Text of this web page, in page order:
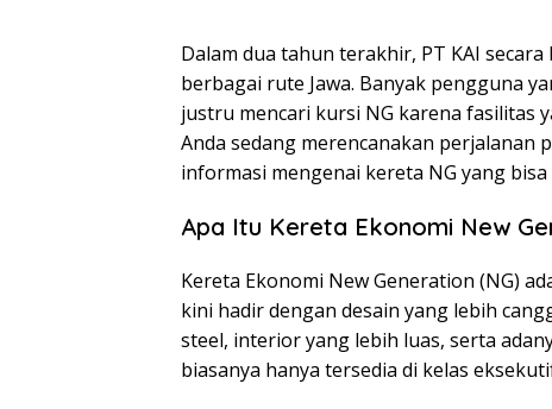
Dalam dua tahun terakhir, PT KAI
berbagai rute Jawa. Banyak pengguna
justru mencari kursi NG karena fasilitas
Anda sedang merencanakan perjalanan
informasi mengenai kereta NG yang
Apa Itu Kereta Ekonomi New
Kereta Ekonomi New Generation (NG)
kini hadir dengan desain yang lebih
steel, interior yang lebih luas, serta
biasanya hanya tersedia di kelas